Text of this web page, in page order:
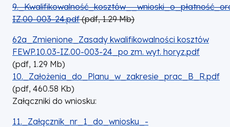
IZ.00-003-24.pdf(pdf, 1.29 Mb)
DOKUMENT
62a_Zmienione_Zasady kwalifikowalności kosztów
FEWP.10.03-IZ.00-003-24_po zm. wyt. horyz.pdf
(pdf, 1.29 Mb)
DOKUMENT
10._Założenia_do_Planu_w_zakresie_prac_B_R.pdf
(pdf, 460.58 Kb)
Załączniki do wniosku:
DOKUMENT
11._Załącznik_nr_1_do_wniosku_-